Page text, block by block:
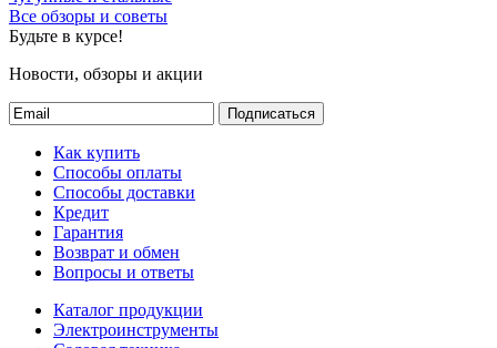
Все обзоры и советы
Будьте в курсе!
Новости, обзоры и акции
Подписаться
Как купить
Способы оплаты
Способы доставки
Кредит
Гарантия
Возврат и обмен
Вопросы и ответы
Каталог продукции
Электроинструменты